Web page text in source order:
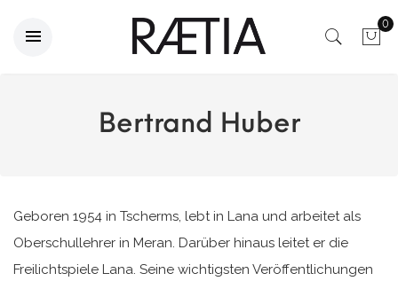
0
Bertrand Huber
Geboren 1954 in Tscherms, lebt in Lana und arbeitet als
Oberschullehrer in Meran. Darüber hinaus leitet er die
Freilichtspiele Lana. Seine wichtigsten Veröffentlichungen